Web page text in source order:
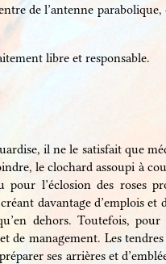
de l’antenne parabolique,
libre et responsable.
il ne le satisfait que
le clochard assoupi à
pour l’éclosion des roses
davantage d’emplois et
dehors. Toutefois,
de management. Les
ses arrières et